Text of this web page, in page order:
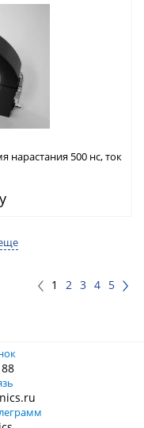
нарастания 500 нс, ток
1 2 3 4 5